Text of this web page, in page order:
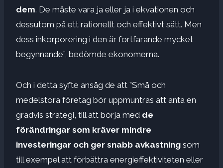
dem. De måste vara ja eller ja i ekvationen och
dessutom på ett rationellt och effektivt sätt. Men
dess inkorporering i den är fortfarande mycket
begynnande”, bedömde ekonomerna.
Och i detta syfte ansåg de att ”Små och
medelstora företag bör uppmuntras att anta en
gradvis strategi, till att börja med de
förändringar som kräver mindre
investeringar och ger snabb avkastning som
till exempel att förbättra energieffektiviteten eller